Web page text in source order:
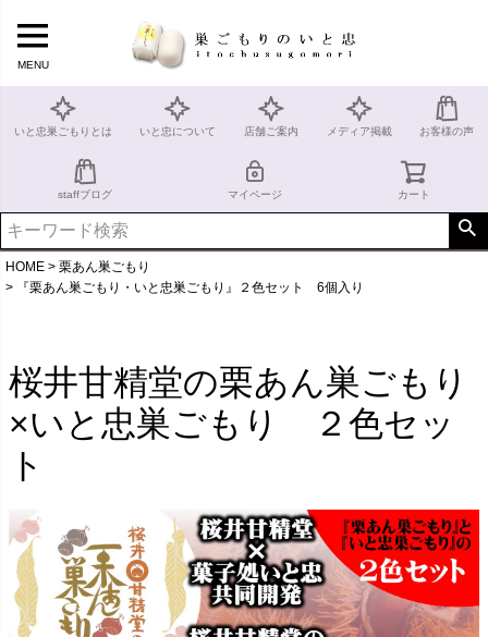
MENU
いと忠巣ごもりとは いと忠について 店舗ご案内 メディア掲載 お客様の声
staffブログ マイページ カート
HOME
栗あん巣ごもり
『栗あん巣ごもり・いと忠巣ごもり』２色セット 6個入り
桜井甘精堂の栗あん巣ごもり
×いと忠巣ごもり ２色セッ
ト